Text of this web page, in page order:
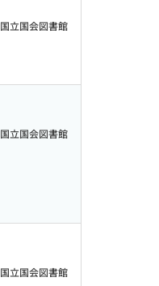
国立国会図書館
国立国会図書館
国立国会図書館